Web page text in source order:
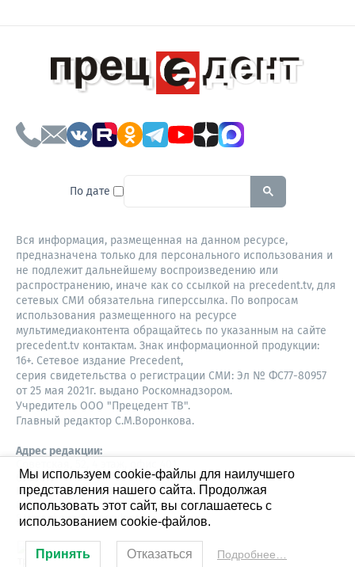
По дате To search this site, enter a
Вся информация, размещенная на данном ресурсе,
предназначена только для персонального использования и
не подлежит дальнейшему воспроизведению или
распространению, иначе как со ссылкой на precedent.tv, для
сетевых СМИ обязательна гиперссылка. По вопросам
использования размещенного на ресурсе
мультимедиаконтента обращайтесь по указанным на сайте
precedent.tv контактам. Знак информационной продукции:
16+. Сетевое издание Precedent,
серия свидетельства о регистрации СМИ: Эл № ФС77-80957
от 25 мая 2021г. выдано Роскомнадзором.
Учредитель ООО "Прецедент ТВ".
Главный редактор С.М.Воронкова.
Адрес редакции:
630087,
Новосибирск
8-960-779-12-96,
S.Voronkova@precedent.tv
Мы используем cookie-файлы для наилучшего
представления нашего сайта. Продолжая
использовать этот сайт, вы соглашаетесь с
использованием cookie-файлов.
Принять Отказаться Подробнее…